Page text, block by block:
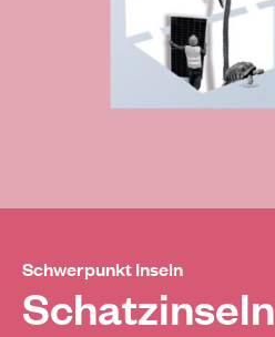
Schwerpunkt Inseln
Schatzinseln